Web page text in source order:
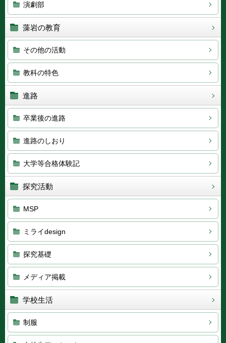
演劇部
藻岩の教育
その他の活動
教科の特色
進路
卒業後の進路
進路のしおり
大学等合格体験記
探究活動
MSP
ミライdesign
探究基礎
メディア掲載
学校生活
制服